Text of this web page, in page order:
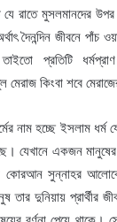
রাতে মুসলমানদের
দৈনন্দিন জীবনে পাঁচ
প্রতিটি
কিংবা শবে
নাম হচ্ছে ইসলাম ধর্ম
যেখানে একজন
কোরআন সুন্নাহর
তার দুনিয়ায় প্রার্থীর